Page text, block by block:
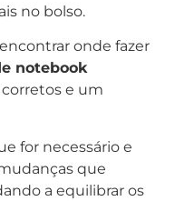
no bolso.
onde fazer
notebook
e um
for necessário e
que
a equilibrar os